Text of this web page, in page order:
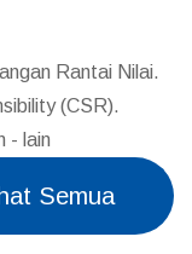
Rantai Nilai.
(CSR).
- lain
Semua